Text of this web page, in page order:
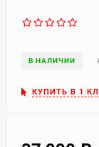
В НАЛИЧИИ
КУПИТЬ В 1